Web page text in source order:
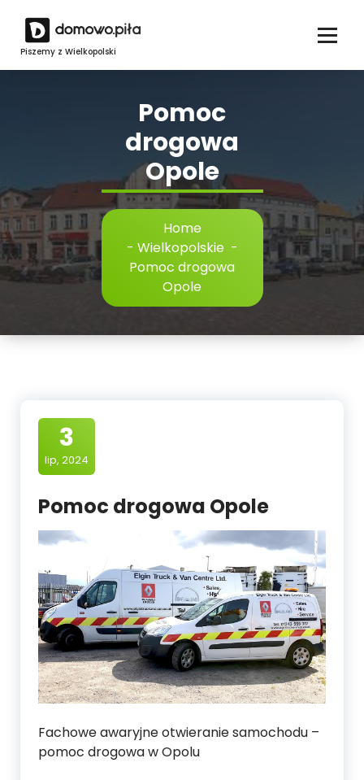
content
Piszemy z Wielkopolski
Pomoc
drogowa
Opole
Home
- Wielkopolskie-
Pomoc drogowa
Opole
3
lip, 2024
Pomoc drogowa Opole
Fachowe awaryjne otwieranie samochodu –
pomoc drogowa w Opolu